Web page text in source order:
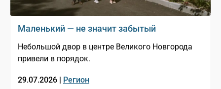
Маленький — не значит забытый
Небольшой двор в центре Великого Новгорода
привели в порядок.
29.07.2026 | Регион